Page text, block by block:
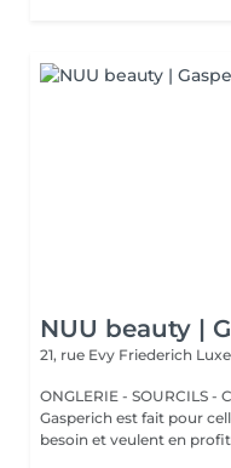
NUU beauty |
21, rue Evy Friederich
ONGLERIE - SOURCILS -
Gasperich est fait pour
besoin et veulent en